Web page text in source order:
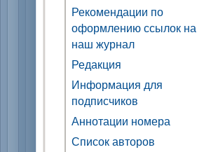
Рекомендации по
оформлению ссылок на
наш журнал
Редакция
Информация для
подписчиков
Аннотации номера
Список авторов